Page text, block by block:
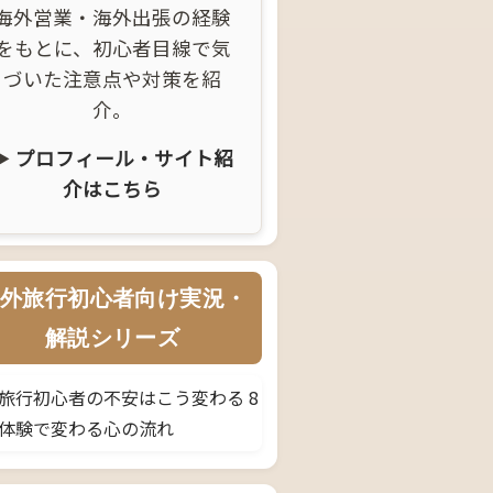
外営業・海外出張の経験
もとに、初心者目線で気
づいた注意点や対策を紹
介。
プロフィール・サイト紹
介はこちら
旅行初心者向け実況・
解説シリーズ
行初心者の不安はこう変わる 8
験で変わる心の流れ